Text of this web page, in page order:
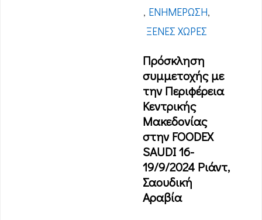
, ΕΝΗΜΈΡΩΣΗ,
ΞΈΝΕΣ ΧΏΡΕΣ
Πρόσκληση
συμμετοχής με
την Περιφέρεια
Κεντρικής
Μακεδονίας
στην FOODEX
SAUDI 16-
19/9/2024 Ριάντ,
Σαουδική
Αραβία